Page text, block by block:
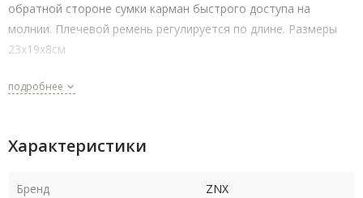
обратной стороне сумки карман быстрого доступа на
молнии. Плечевой ремень регулируется по длине. Размеры
23х19х8см
подробнее
Характеристики
Бренд ZNX